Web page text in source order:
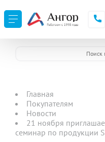
Главная
Покупателям
Новости
21 ноября
семинар по продукции